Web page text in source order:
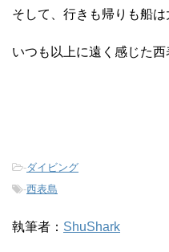
そして、行きも帰りも船は
いつも以上に遠く感じた西
-ダイビング
-西表島
執筆者： ShuShark